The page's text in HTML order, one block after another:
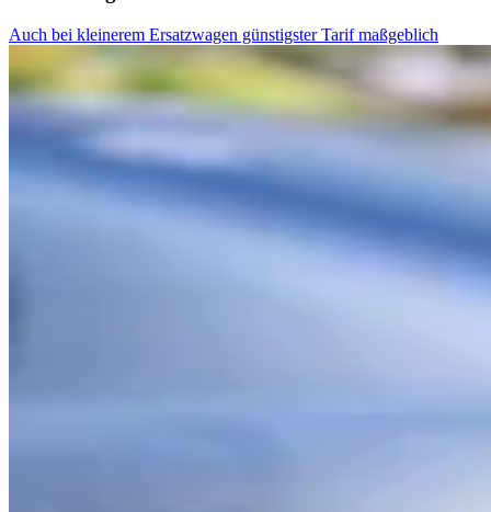
Auch bei kleinerem Ersatzwagen günstigster Tarif maßgeblich